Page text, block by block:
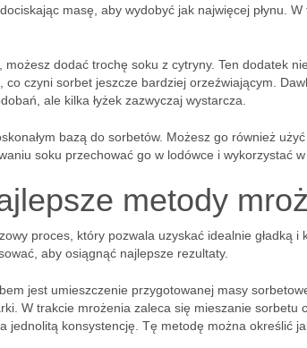
masę, aby wydobyć jak najwięcej płynu.
możesz dodać trochę soku z cytryny. Ten dodatek
co czyni sorbet jeszcze bardziej orzeźwiającym.
ale kilka łyżek zazwyczaj wystarcza.
bazą do sorbetów. Możesz go również
soku przechować go w lodówce i wykorzystać
metody
proces, który pozwala uzyskać idealnie gładką
aby osiągnąć najlepsze rezultaty.
jest umieszczenie przygotowanej masy
W trakcie mrożenia zaleca się mieszanie sorbetu
jednolitą konsystencję. Tę metodę można określić